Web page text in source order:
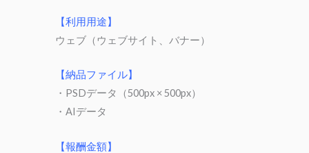
【利用用途】
ウェブ（ウェブサイト、バナー）
【納品ファイル】
・PSDデータ（500px × 500px）
・AIデータ
【報酬金額】